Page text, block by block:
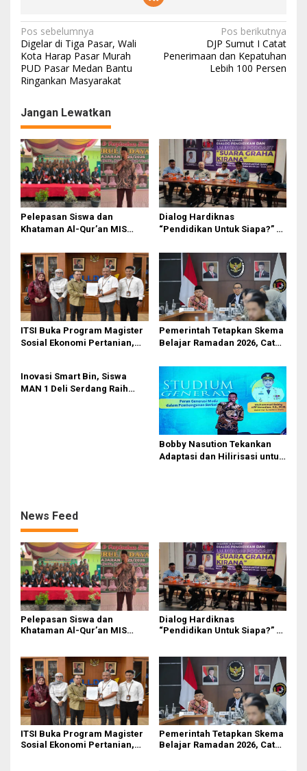
N
a
v
g
a
s
i
p
o
s
Pos sebelumnya
Digelar di Tiga Pasar, Wali
Kota Harap Pasar Murah
PUD Pasar Medan Bantu
Ringankan Masyarakat
Pos berikutnya
DJP Sumut I Catat
Penerimaan dan Kepatuhan
Lebih 100 Persen
Jangan Lewatkan
Pelepasan Siswa dan
Khataman Al-Qur’an MIS
Berlangsung Khidmat
Dialog Hardiknas
“Pendidikan Untuk Siapa?” di
Pemerintah
ITSI Buka Program Magister
Sosial Ekonomi Pertanian,
Indonesia
Pemerintah Tetapkan Skema
Belajar Ramadan 2026, Catat
Inovasi Smart Bin, Siswa
MAN 1 Deli Serdang Raih
Bobby Nasution Tekankan
Adaptasi dan Hilirisasi untuk
News Feed
Pelepasan Siswa dan
Khataman Al-Qur’an MIS
Dialog Hardiknas
“Pendidikan Untuk Siapa?” di
ITSI Buka Program Magister
Sosial Ekonomi Pertanian,
Pemerintah Tetapkan Skema
Belajar Ramadan 2026, Catat